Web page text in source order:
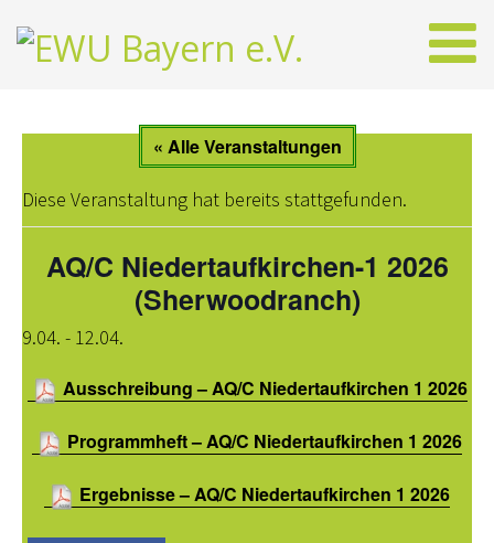
NEWS AUS BAYERN
EWU
VORSTAND BAYERN
MITGLIED WERDEN
SATZUNG/RECHTSORDNUNG DER EWU
« Alle Veranstaltungen
Diese Veranstaltung hat bereits stattgefunden.
AQ/C Niedertaufkirchen-1 2026
(Sherwoodranch)
9.04. - 12.04.
Ausschreibung – AQ/C Niedertaufkirchen 1 2026
Programmheft – AQ/C Niedertaufkirchen 1 2026
Ergebnisse – AQ/C Niedertaufkirchen 1 2026